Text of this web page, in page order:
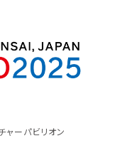
ャーパビリオン